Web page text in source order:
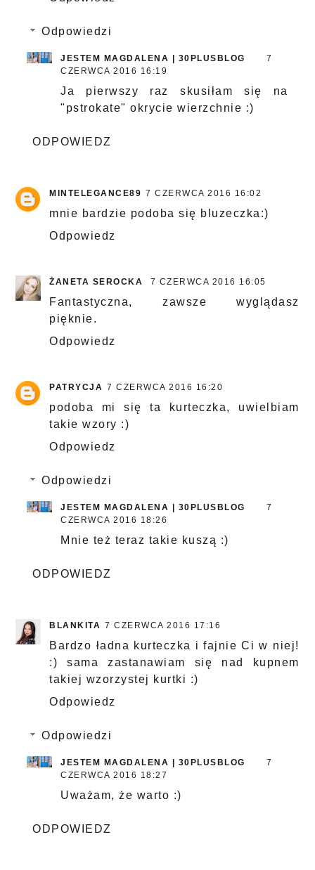
Odpowiedzi
JESTEM MAGDALENA | 30PLUSBLOG
7
CZERWCA 2016 16:19
Ja pierwszy raz skusiłam się na
"pstrokate" okrycie wierzchnie :)
ODPOWIEDZ
MINTELEGANCE89 7 CZERWCA 2016 16:02
mnie bardzie podoba się bluzeczka:)
Odpowiedz
ŻANETA SEROCKA 7 CZERWCA 2016 16:05
Fantastyczna, zawsze wyglądasz
pięknie.
Odpowiedz
PATRYCJA 7 CZERWCA 2016 16:20
podoba mi się ta kurteczka, uwielbiam
takie wzory :)
Odpowiedz
Odpowiedzi
JESTEM MAGDALENA | 30PLUSBLOG
7
CZERWCA 2016 18:26
Mnie też teraz takie kuszą :)
ODPOWIEDZ
BLANKITA 7 CZERWCA 2016 17:16
Bardzo ładna kurteczka i fajnie Ci w niej!
:) sama zastanawiam się nad kupnem
takiej wzorzystej kurtki :)
Odpowiedz
Odpowiedzi
JESTEM MAGDALENA | 30PLUSBLOG
7
CZERWCA 2016 18:27
Uważam, że warto :)
ODPOWIEDZ